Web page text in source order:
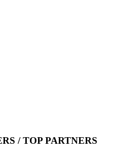
/ TOP PARTNERS